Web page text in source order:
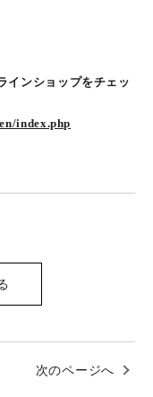
ンショップをチェッ
index.php
次のページへ